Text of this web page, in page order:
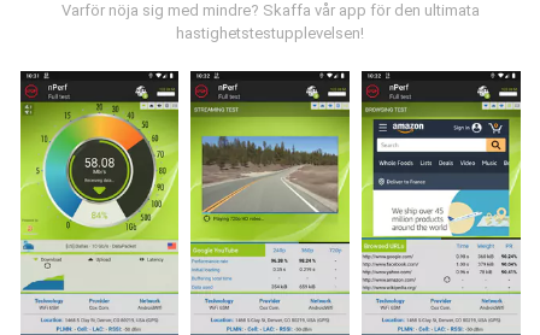
Var kommer datan ifrån?
Data samlas in från tester gjorda av våra användare
av nPerf-appen. Det här är tester som utförs under
verkliga förhållanden, direkt på fältet. Om du också vill
bidra, behöver du bara ladda ner nPerf-appen till din
smartphone.Ju mer data det finns, desto mer
omfattande kommer kartorna att bli!
Varför nöja sig med mindre? Skaffa vår app för den ultimata
hastighetstestupplevelsen!